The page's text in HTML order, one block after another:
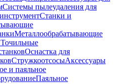
Системы пылеудаления для
Станки и
Металлообрабатывающие
Точильные
Оснастка для
СтружкоотсосыАксессуары
и паяльное
Паяльное